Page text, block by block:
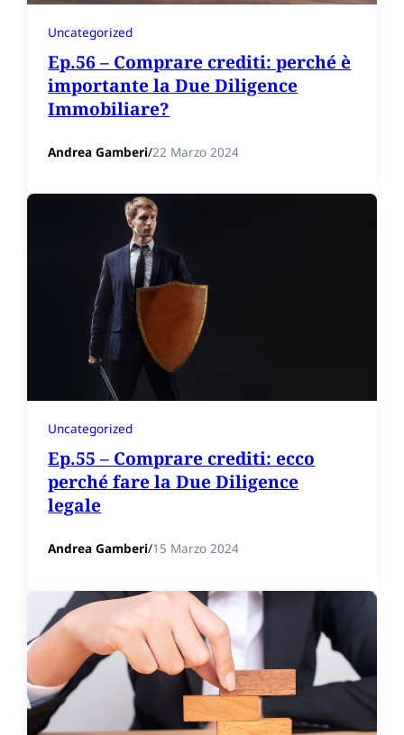
Uncategorized
Ep.56 – Comprare crediti: perché è
importante la Due Diligence
Immobiliare?
Andrea Gamberi/22 Marzo 2024
Uncategorized
Ep.55 – Comprare crediti: ecco
perché fare la Due Diligence
legale
Andrea Gamberi/15 Marzo 2024